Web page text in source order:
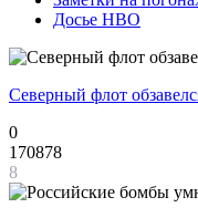
Досье НВО
Северный флот
0
170878
8